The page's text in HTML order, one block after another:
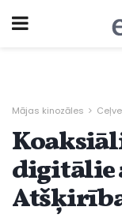
Mājas kinozāles
digitālie